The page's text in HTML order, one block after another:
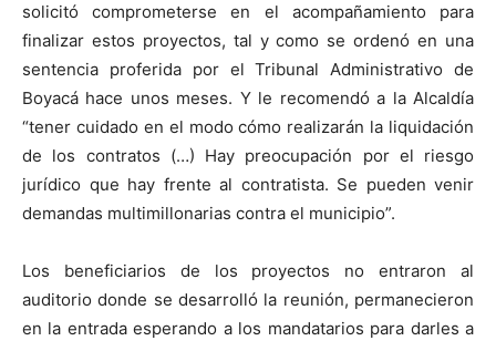
solicitó comprometerse en el acompañamiento para
finalizar estos proyectos, tal y como se ordenó en una
sentencia proferida por el Tribunal Administrativo de
Boyacá hace unos meses. Y le recomendó a la Alcaldía
“tener cuidado en el modo cómo realizarán la liquidación
de los contratos (…) Hay preocupación por el riesgo
jurídico que hay frente al contratista. Se pueden venir
demandas multimillonarias contra el municipio”.
Los beneficiarios de los proyectos no entraron al
auditorio donde se desarrolló la reunión, permanecieron
en la entrada esperando a los mandatarios para darles a